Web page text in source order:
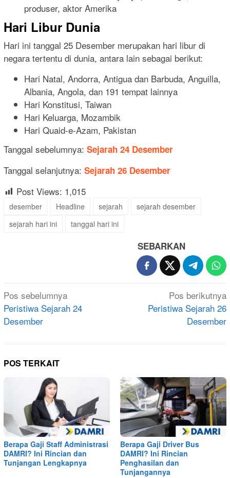
produser, aktor Amerika
Hari Libur Dunia
Hari ini tanggal 25 Desember merupakan hari libur di
negara tertentu di dunia, antara lain sebagai berikut:
Hari Natal, Andorra, Antigua dan Barbuda, Anguilla,
Albania, Angola, dan 191 tempat lainnya
Hari Konstitusi, Taiwan
Hari Keluarga, Mozambik
Hari Quaid-e-Azam, Pakistan
Tanggal sebelumnya: Sejarah 24 Desember
Tanggal selanjutnya: Sejarah 26 Desember
Post Views: 1,015
desember Headline sejarah
sejarah desember
sejarah hari ini
tanggal hari ini
SEBARKAN
Navigasi
pos
Pos sebelumnya
Peristiwa Sejarah 24
Desember
Pos berikutnya
Peristiwa Sejarah 26
Desember
POS TERKAIT
Berapa Gaji Staff Administrasi
DAMRI? Ini Rincian dan
Tunjangan Lengkapnya
Berapa Gaji Driver Bus
DAMRI? Ini Rincian
Penghasilan dan
Tunjangannya